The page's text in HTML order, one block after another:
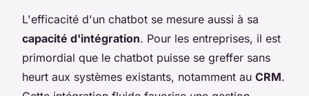
L'efficacité d'un chatbot se mesure aussi à sa
capacité d'intégration. Pour les entreprises, il est
primordial que le chatbot puisse se greffer sans
heurt aux systèmes existants, notamment au CRM.